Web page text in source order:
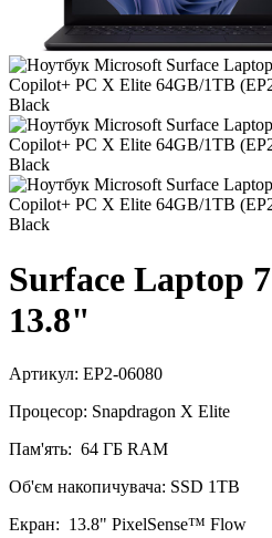
Surface Laptop 7
13.8"
Артикул: EP2-06080
Процесор: Snapdragon X Elite
Пам'ять: 64 ГБ RAM
Об'єм накопичувача: SSD 1TB
Екран: 13.8" PixelSense™ Flow